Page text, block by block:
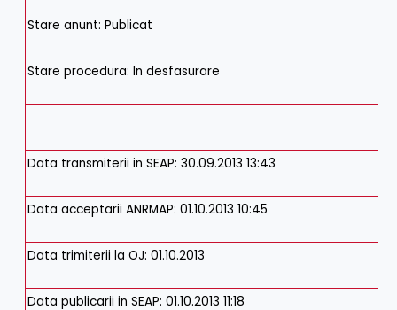
Stare anunt: Publicat
Stare procedura: In desfasurare
Data transmiterii in SEAP: 30.09.2013 13:43
Data acceptarii ANRMAP: 01.10.2013 10:45
Data trimiterii la OJ: 01.10.2013
Data publicarii in SEAP: 01.10.2013 11:18